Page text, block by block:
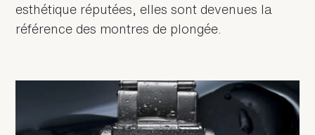
esthétique réputées, elles sont devenues la
référence des montres de plongée.